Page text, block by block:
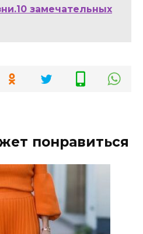
замечательных
понравиться